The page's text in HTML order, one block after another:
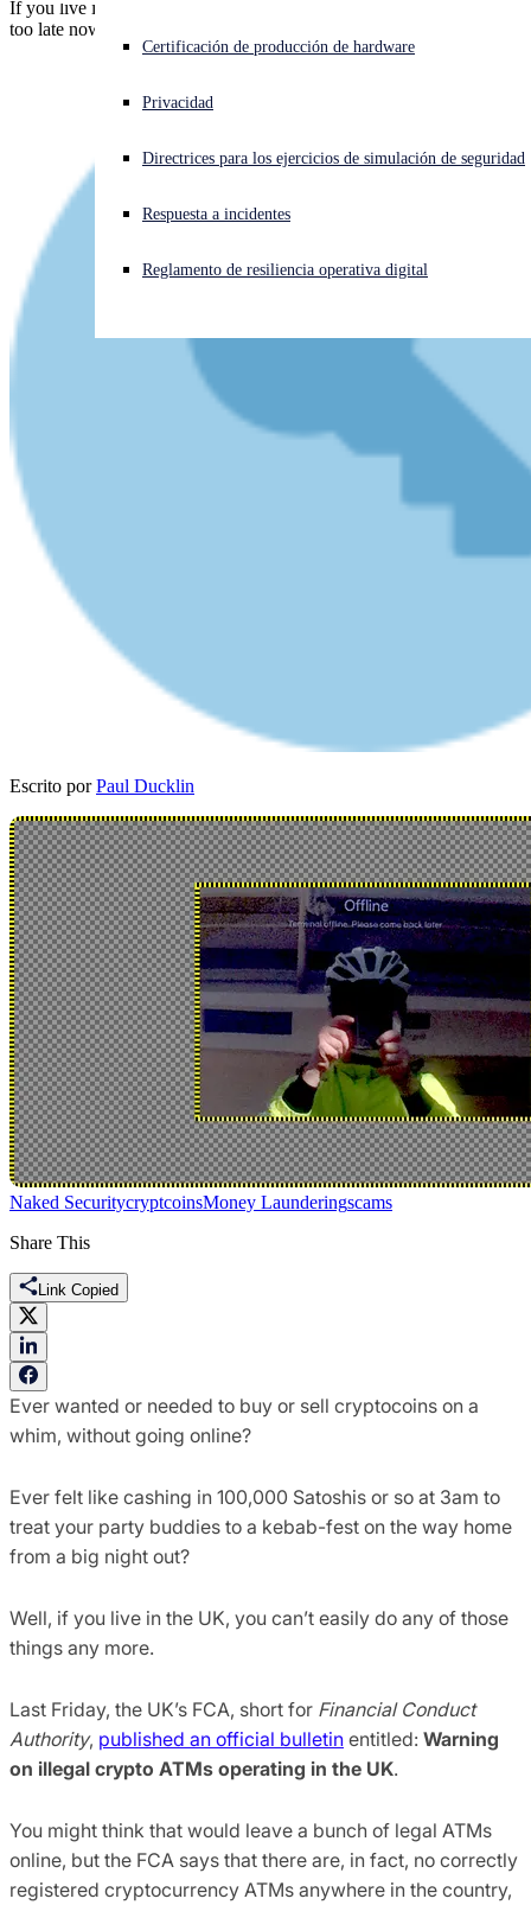
¿Está sufriendo un ciberataque? Obtenga ayuda ahora mismo
Open language switcher
Certificación de producción de hardware
Privacidad
Directrices para los ejercicios de simulación de seguridad
Respuesta a incidentes
Reglamento de resiliencia operativa digital
If you live in the UK and hadn't yet heard of cryptocoin ATMs... it's
too late now!
Escrito por Paul Ducklin
Naked SecuritycryptcoinsMoney Launderingscams
Share This
Link Copied
Ever wanted or needed to buy or sell cryptocoins on a
whim, without going online?
Ever felt like cashing in 100,000 Satoshis or so at 3am to
treat your party buddies to a kebab-fest on the way home
from a big night out?
Well, if you live in the UK, you can’t easily do any of those
things any more.
Last Friday, the UK’s FCA, short for Financial Conduct
Authority, published an official bulletin entitled: Warning
on illegal crypto ATMs operating in the UK.
You might think that would leave a bunch of legal ATMs
online, but the FCA says that there are, in fact, no correctly
registered cryptocurrency ATMs anywhere in the country,